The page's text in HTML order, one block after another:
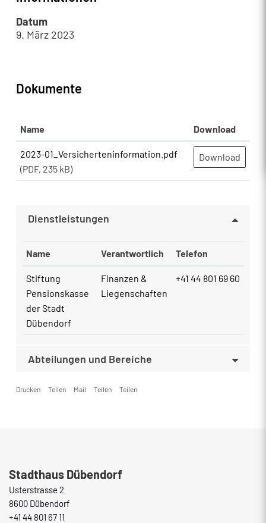
Datum
9. März 2023
Dokumente
Name Download
2023-01_Versicherteninformation.pdf
(PDF, 235 kB)
Download
Dienstleistungen
Name Verantwortlich Telefon
Stiftung
Pensionskasse
der Stadt
Dübendorf
Finanzen &
Liegenschaften
+41 44 801 69 60
Abteilungen und Bereiche
Drucken Teilen Mail Teilen Teilen
Stadthaus Dübendorf
Usterstrasse 2
8600 Dübendorf
+41 44 801 67 11